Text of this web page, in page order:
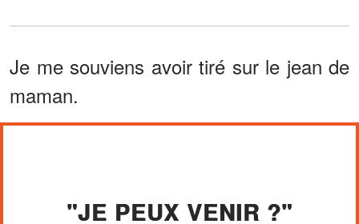
Je me souviens avoir tiré sur le jean de
maman.
"JE PEUX VENIR ?"